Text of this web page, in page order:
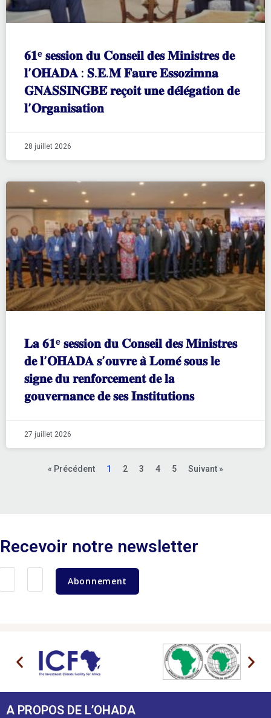
𝟔𝟏ᵉ 𝐬𝐞𝐬𝐬𝐢𝐨𝐧 𝐝𝐮 𝐂𝐨𝐧𝐬𝐞𝐢𝐥 𝐝𝐞𝐬 𝐌𝐢𝐧𝐢𝐬𝐭𝐫𝐞𝐬 𝐝𝐞
𝐥’𝐎𝐇𝐀𝐃𝐀 : 𝐒.𝐄.𝐌 𝐅𝐚𝐮𝐫𝐞 𝐄𝐬𝐬𝐨𝐳𝐢𝐦𝐧𝐚
𝐆𝐍𝐀𝐒𝐒𝐈𝐍𝐆𝐁𝐄́ 𝐫𝐞𝐜̧𝐨𝐢𝐭 𝐮𝐧𝐞 𝐝𝐞́𝐥𝐞́𝐠𝐚𝐭𝐢𝐨𝐧 𝐝𝐞
𝐥’𝐎𝐫𝐠𝐚𝐧𝐢𝐬𝐚𝐭𝐢𝐨𝐧
28 juillet 2026
𝐋𝐚 𝟔𝟏ᵉ 𝐬𝐞𝐬𝐬𝐢𝐨𝐧 𝐝𝐮 𝐂𝐨𝐧𝐬𝐞𝐢𝐥 𝐝𝐞𝐬 𝐌𝐢𝐧𝐢𝐬𝐭𝐫𝐞𝐬
𝐝𝐞 𝐥’𝐎𝐇𝐀𝐃𝐀 𝐬’𝐨𝐮𝐯𝐫𝐞 𝐚̀ 𝐋𝐨𝐦𝐞́ 𝐬𝐨𝐮𝐬 𝐥𝐞
𝐬𝐢𝐠𝐧𝐞 𝐝𝐮 𝐫𝐞𝐧𝐟𝐨𝐫𝐜𝐞𝐦𝐞𝐧𝐭 𝐝𝐞 𝐥𝐚
𝐠𝐨𝐮𝐯𝐞𝐫𝐧𝐚𝐧𝐜𝐞 𝐝𝐞 𝐬𝐞𝐬 𝐈𝐧𝐬𝐭𝐢𝐭𝐮𝐭𝐢𝐨𝐧𝐬
27 juillet 2026
« Précédent 1 2 3 4 5 Suivant »
Recevoir notre newsletter
Abonnement
A PROPOS DE L’OHADA